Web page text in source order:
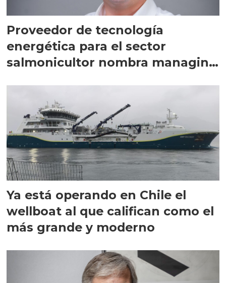
Proveedor de tecnología
energética para el sector
salmonicultor nombra managing
Ya está operando en Chile el
wellboat al que califican como el
más grande y moderno